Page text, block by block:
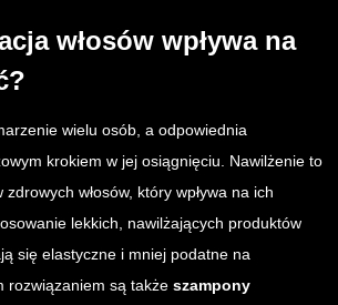
włosów wpływa na
wielu osób, a odpowiednia
krokiem w jej osiągnięciu. Nawilżenie to
włosów, który wpływa na ich
lekkich, nawilżających produktów
się elastyczne i mniej podatne na
rozwiązaniem są także szampony